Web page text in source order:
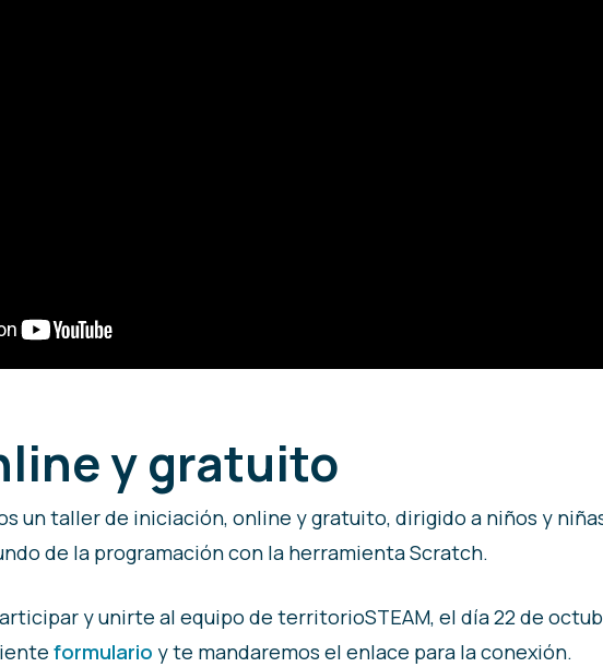
y gratuito
un taller de iniciación, online y gratuito, dirigido a niños y
de la programación con la herramienta Scratch.
y unirte al equipo de territorioSTEAM, el día 22 de
formulario y te mandaremos el enlace para la conexión.